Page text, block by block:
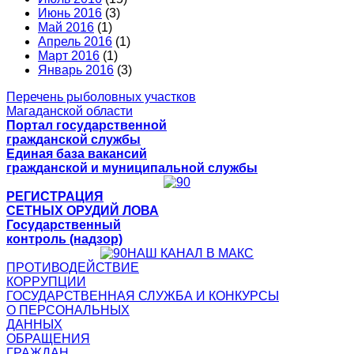
Июнь 2016 (3)
Май 2016 (1)
Апрель 2016 (1)
Март 2016 (1)
Январь 2016 (3)
Перечень рыболовных участков
Магаданской области
Портал государственной
гражданской службы
Единая база вакансий
гражданской и муниципальной службы
РЕГИСТРАЦИЯ
СЕТНЫХ ОРУДИЙ ЛОВА
Государственный
контроль (надзор)
НАШ КАНАЛ В МАКС
ПРОТИВОДЕЙСТВИЕ
КОРРУПЦИИ
ГОСУДАРСТВЕННАЯ СЛУЖБА И КОНКУРСЫ
О ПЕРСОНАЛЬНЫХ
ДАННЫХ
ОБРАЩЕНИЯ